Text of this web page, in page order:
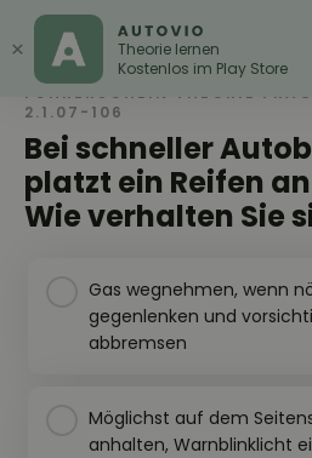
AUTOVIO
Bei schneller
platzt ein Reifen
Wie verhalten Sie
FÜHRERSCHEIN THEORIE
2.1.07-106
Gas wegnehmen, wenn
gegenlenken und
abbremsen
Möglichst auf dem
anhalten, Warnblinklicht
× AUTOVIO
Theorie lernen
Kostenlos im Play Store